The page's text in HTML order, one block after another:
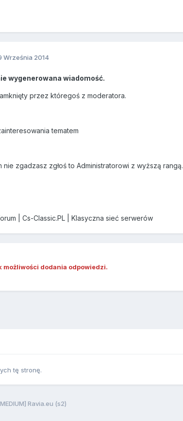
Września 2014
wygenerowana wiadomość.
przez któregoś z moderatora.
tematem
nie zgadzasz zgłoś to Administratorowi z wyższą rangą.
| Cs-Classic.PL | Klasyczna sieć serwerów
możliwości dodania odpowiedzi.
tę stronę.
Ravia.eu (s2)